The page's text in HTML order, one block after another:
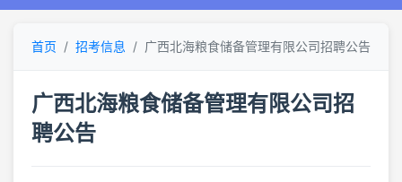
首页 招考信息 广西北海粮食储备管理有限公司招聘公告
广西北海粮食储备管理有限公司招
聘公告